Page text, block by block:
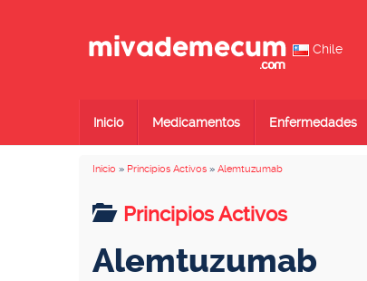
Chile
Inicio Medicamentos Enfermedades
Inicio » Principios Activos » Alemtuzumab
Principios Activos
Alemtuzumab